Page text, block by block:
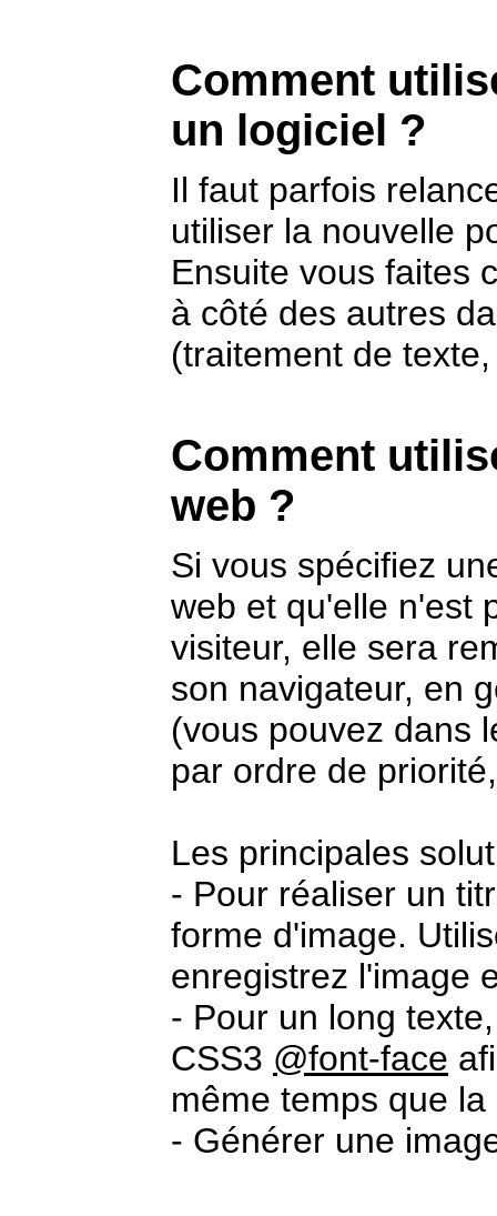
Comment
un logiciel ?
Il faut parfois
utiliser la nouvelle
Ensuite vous faites
à côté des autres
(traitement de
Comment
web ?
Si vous spécifiez
web et qu'elle n'est
visiteur, elle sera
son navigateur, en
(vous pouvez dans
par ordre de
Les principales
- Pour réaliser un
forme d'image.
enregistrez l'image
- Pour un long
CSS3 @font-face
même temps que la
- Générer une